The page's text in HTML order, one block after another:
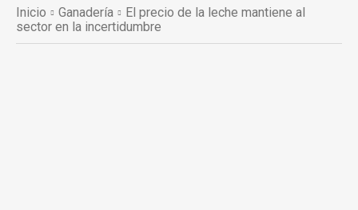
Inicio Ganadería
El precio de la leche mantiene al
sector en la incertidumbre